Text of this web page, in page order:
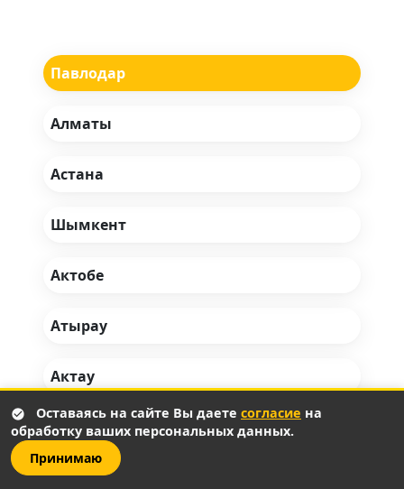
Павлодар
Алматы
Астана
Шымкент
Актобе
Атырау
Актау
Костанай
Караганда
Оставаясь на сайте Вы даете согласие на
обработку ваших персональных данных.
Принимаю